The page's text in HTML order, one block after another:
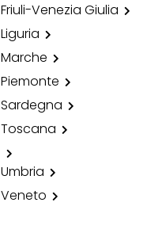
Friuli-Venezia Giulia
Liguria
Marche
Piemonte
Sardegna
Toscana
Umbria
Veneto